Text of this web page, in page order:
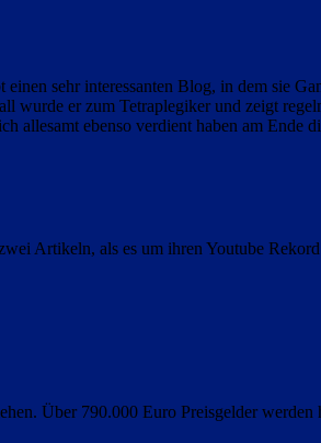
einen sehr interessanten Blog, in dem sie
er zum Tetraplegiker und zeigt
allesamt ebenso verdient haben am Ende
Artikeln, als es um ihren Youtube
Über 790.000 Euro Preisgelder